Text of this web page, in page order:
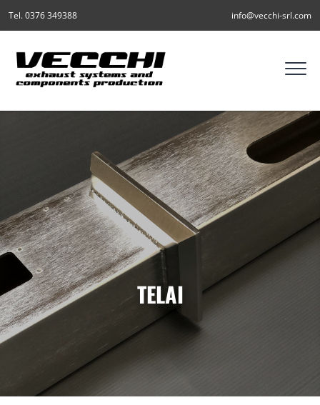
Tel. 0376 349388 info@vecchi-srl.com
TELAI